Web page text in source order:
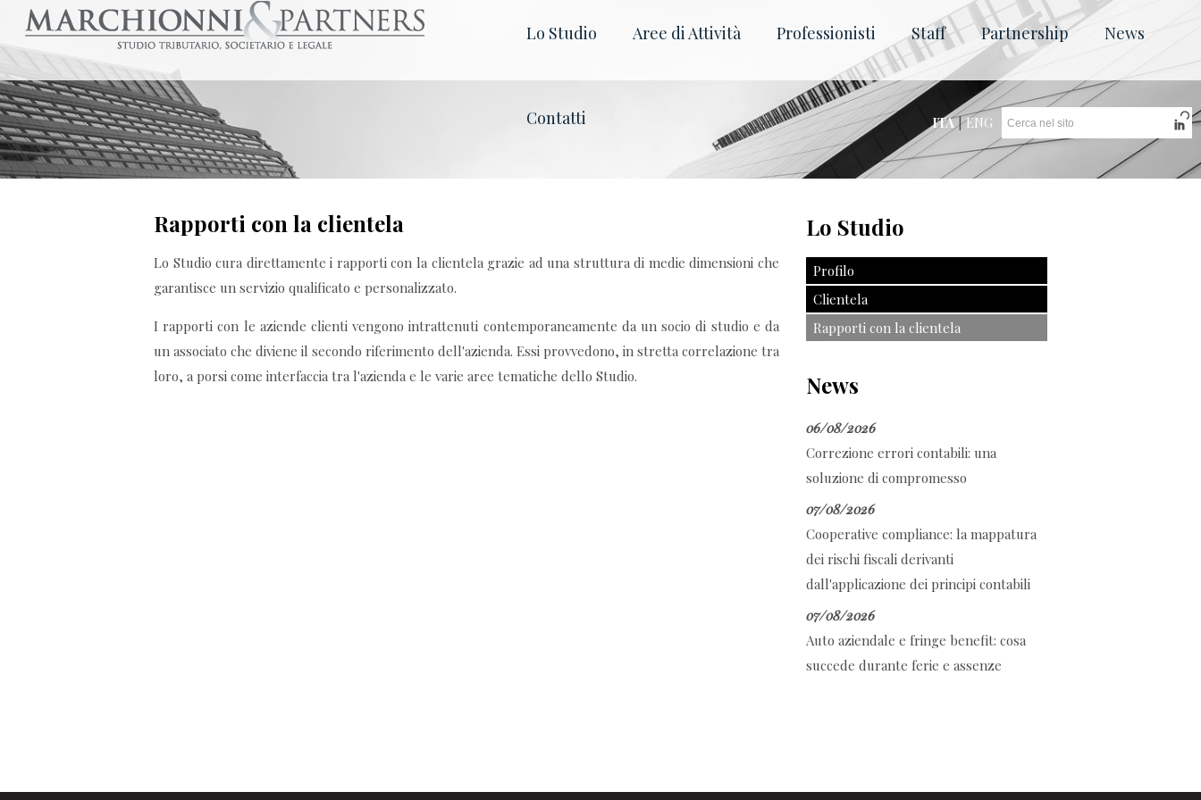
ITA|ENG
Lo Studio Aree di Attività Professionisti Staff Partnership News
Contatti
Rapporti con la clientela
Lo Studio cura direttamente i rapporti con la clientela grazie ad una struttura di medie dimensioni che
garantisce un servizio qualificato e personalizzato.
I rapporti con le aziende clienti vengono intrattenuti contemporaneamente da un socio di studio e da
un associato che diviene il secondo riferimento dell'azienda. Essi provvedono, in stretta correlazione tra
loro, a porsi come interfaccia tra l'azienda e le varie aree tematiche dello Studio.
Lo Studio
Profilo
Clientela
Rapporti con la clientela
News
06/08/2026
Correzione errori contabili: una
soluzione di compromesso
07/08/2026
Cooperative compliance: la mappatura
dei rischi fiscali derivanti
dall'applicazione dei principi contabili
07/08/2026
Auto aziendale e fringe benefit: cosa
succede durante ferie e assenze